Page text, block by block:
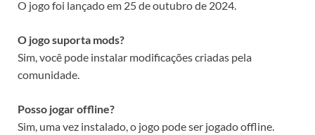
O jogo foi lançado em 25 de outubro de 2024.
O jogo suporta mods?
Sim, você pode instalar modificações criadas pela
comunidade.
Posso jogar offline?
Sim, uma vez instalado, o jogo pode ser jogado offline.